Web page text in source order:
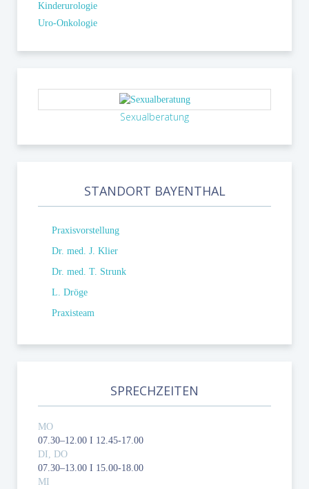
Kinderurologie
Uro-Onkologie
Sexualberatung
STANDORT BAYENTHAL
Praxisvorstellung
Dr. med. J. Klier
Dr. med. T. Strunk
L. Dröge
Praxisteam
SPRECHZEITEN
MO
07.30–12.00 I 12.45-17.00
DI, DO
07.30–13.00 I 15.00-18.00
MI